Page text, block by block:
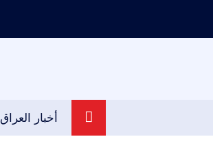
أخبار العراق